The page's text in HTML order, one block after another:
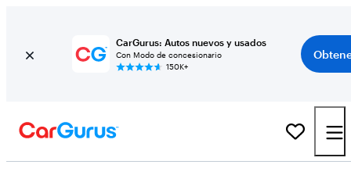
CarGurus: Autos nuevos y usados
Con Modo de concesionario
150K+